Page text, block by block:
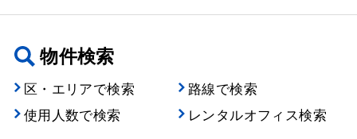
物件検索
区・エリアで検索
路線で検索
使用人数で検索
レンタルオフィス検索